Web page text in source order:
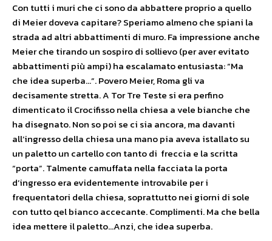
Con tutti i muri che ci sono da abbattere proprio a quello
di Meier doveva capitare? Speriamo almeno che spiani la
strada ad altri abbattimenti di muro. Fa impressione anche
Meier che tirando un sospiro di sollievo (per aver evitato
abbattimenti più ampi) ha escalamato entusiasta: “Ma
che idea superba…”. Povero Meier, Roma gli va
decisamente stretta. A Tor Tre Teste si era perfino
dimenticato il Crocifisso nella chiesa a vele bianche che
ha disegnato. Non so poi se ci sia ancora, ma davanti
all’ingresso della chiesa una mano pia aveva istallato su
un paletto un cartello con tanto di freccia e la scritta
“porta”. Talmente camuffata nella facciata la porta
d’ingresso era evidentemente introvabile per i
frequentatori della chiesa, soprattutto nei giorni di sole
con tutto qel bianco accecante. Complimenti. Ma che bella
idea mettere il paletto…Anzi, che idea superba.